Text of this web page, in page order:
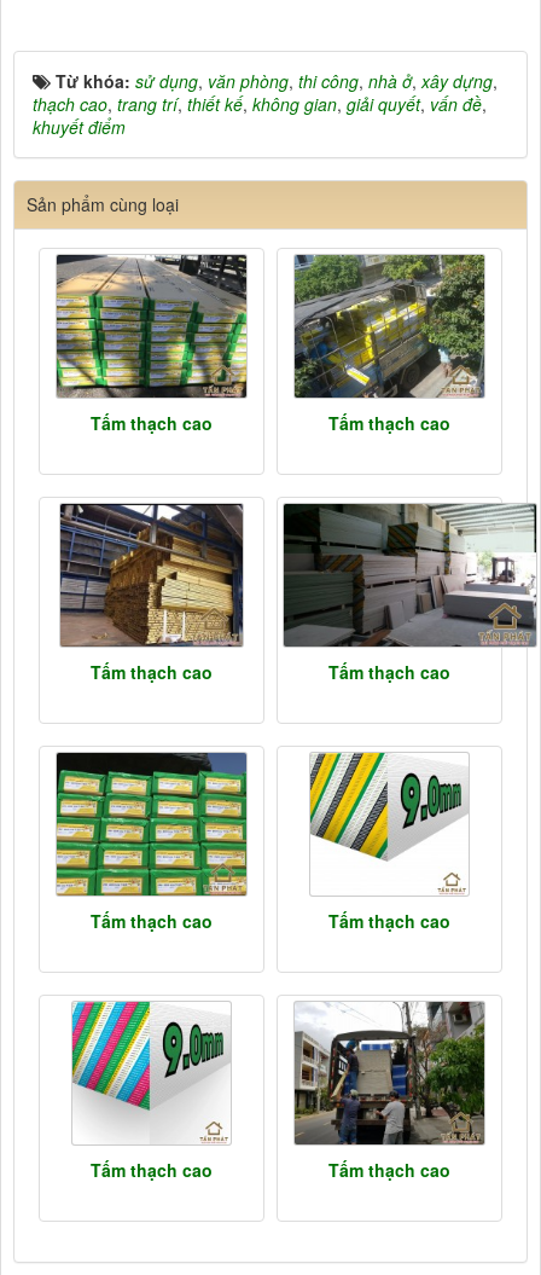
Từ khóa: sử dụng, văn phòng, thi công, nhà ở,xây dựng,
thạch cao, trang trí, thiết kế, không gian, giải quyết, vấn đề,
khuyết điểm
Sản phẩm cùng loại
Tấm thạch cao Tấm thạch cao
Tấm thạch cao Tấm thạch cao
Tấm thạch cao Tấm thạch cao
Tấm thạch cao Tấm thạch cao